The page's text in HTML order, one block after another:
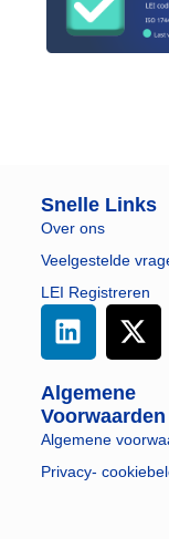
Snelle Links
Over ons
Veelgestelde
LEI Registreren
Algemene
Voorwaarden
Algemene
Privacy-